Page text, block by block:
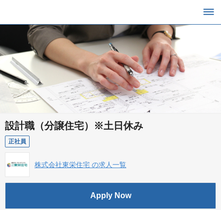
設計職（分譲住宅）※土日休み
正社員
株式会社東栄住宅 の求人一覧
Apply Now